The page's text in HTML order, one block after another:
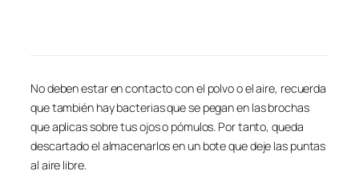
No deben estar en contacto con el polvo o el aire, recuerda
que también hay bacterias que se pegan en las brochas
que aplicas sobre tus ojos o pómulos. Por tanto, queda
descartado el almacenarlos en un bote que deje las puntas
al aire libre.